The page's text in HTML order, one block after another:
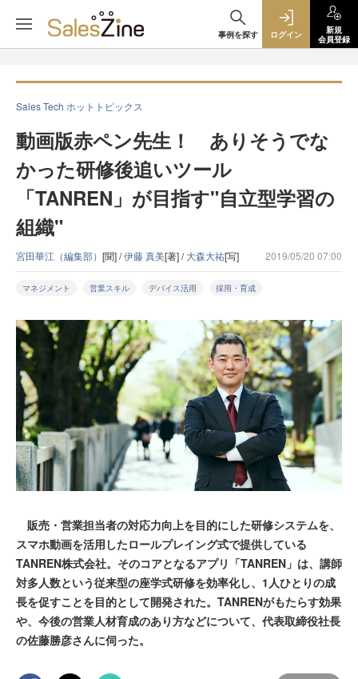
事例を探す ログイン
新規
会員登録
Sales Tech ホットトピックス
動画版赤ペン先生！ ありそうでな
かった研修後追いツール
「TANREN」が目指す"自立型学習の
組織"
宮田華江（編集部） [聞] /伊藤 真美[著] /大森大祐[写] 2019/05/20 07:00
マネジメント 営業スキル デバイス活用 採用・育成
販売・営業担当者の対応力向上を目的にした研修システムを、
スマホ動画を活用したロールプレイング式で提供している
TANREN株式会社。そのコアとなるアプリ「TANREN」は、講師
対多人数という従来型の座学式研修を効率化し、1人ひとりの成
長を促すことを目的として開発された。TANRENがもたらす効果
や、今後の営業人材育成のあり方などについて、代表取締役社長
の佐藤勝彦さんに伺った。